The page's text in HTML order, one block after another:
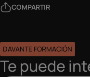
COMPARTIR
DAVANTE FORMACIÓN
Te puede